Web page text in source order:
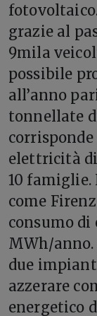
grazie al
9mila
possibile
all’anno
tonnellate
elettricità
10
come
consumo di
MWh/
due
azzerare
energetico